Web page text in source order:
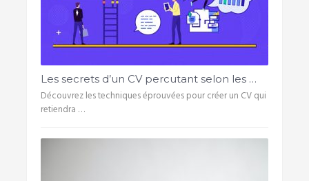
Les secrets d’un CV percutant selon les …
Découvrez les techniques éprouvées pour créer un CV qui
retiendra …